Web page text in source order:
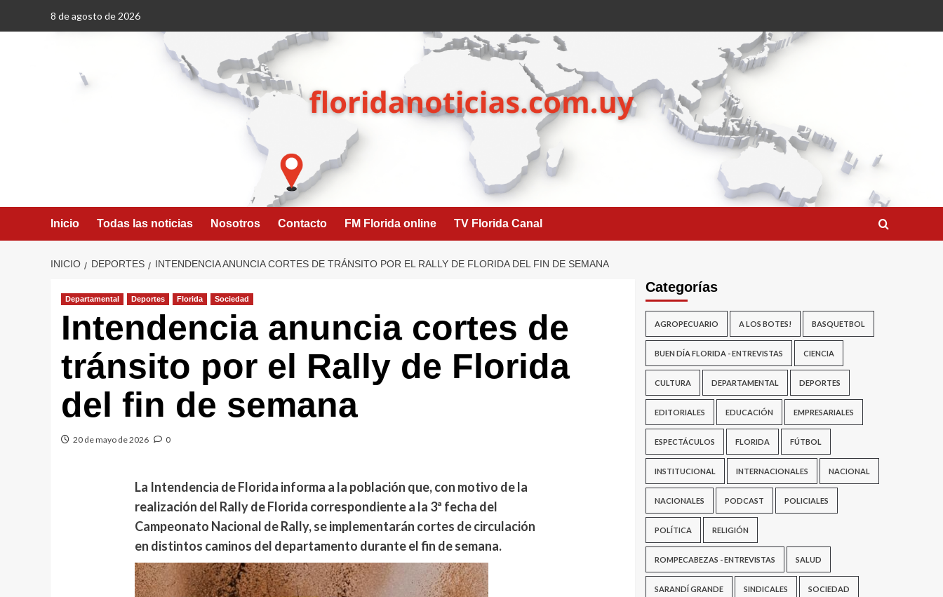
8 de agosto de 2026
Inicio Todas las noticias Nosotros Contacto FM Florida online TV Florida Canal
INICIO DEPORTES INTENDENCIA ANUNCIA CORTES DE TRÁNSITO POR EL RALLY DE FLORIDA DEL FIN DE SEMANA
Departamental Deportes Florida Sociedad
Intendencia anuncia cortes de
tránsito por el Rally de Florida
del fin de semana
20 de mayo de 2026 0
La Intendencia de Florida informa a la población que, con motivo de la
realización del Rally de Florida correspondiente a la 3ª fecha del
Campeonato Nacional de Rally, se implementarán cortes de circulación
en distintos caminos del departamento durante el fin de semana.
Categorías
AGROPECUARIO A LOS BOTES! BASQUETBOL
BUEN DÍA FLORIDA - ENTREVISTAS CIENCIA
CULTURA DEPARTAMENTAL DEPORTES
EDITORIALES EDUCACIÓN EMPRESARIALES
ESPECTÁCULOS FLORIDA FÚTBOL
INSTITUCIONAL INTERNACIONALES NACIONAL
NACIONALES PODCAST POLICIALES
POLÍTICA RELIGIÓN
ROMPECABEZAS - ENTREVISTAS SALUD
SARANDÍ GRANDE SINDICALES SOCIEDAD